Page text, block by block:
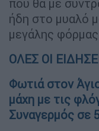
που θα με
ήδη στο μυαλό
μεγάλης
ΟΛΕΣ ΟΙ
Φωτιά στον
μάχη με τις
Συναγερμός σε